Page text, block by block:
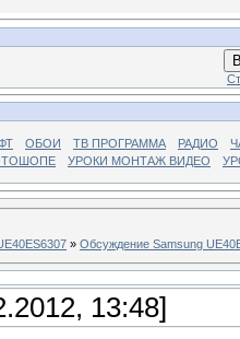
ОБОИ ТВ ПРОГРАММА РАДИО
УРОКИ МОНТАЖ ВИДЕО
» Обсуждение Samsung
13:48]